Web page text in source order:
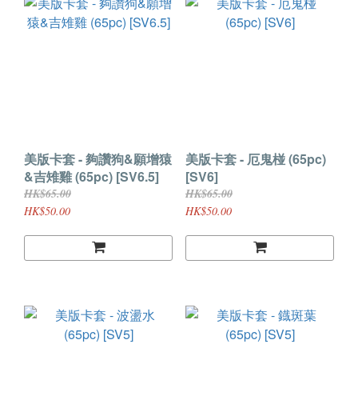
美版卡套 - 夠讚狗&願增猿
&吉雉雞 (65pc) [SV6.5]
HK$65.00
HK$50.00
美版卡套 - 厄鬼椪 (65pc)
[SV6]
HK$65.00
HK$50.00